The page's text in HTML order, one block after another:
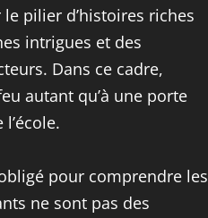
pilier d’histoires riches
intrigues et des
Dans ce cadre,
autant qu’à une porte
pour comprendre les
ne sont pas des